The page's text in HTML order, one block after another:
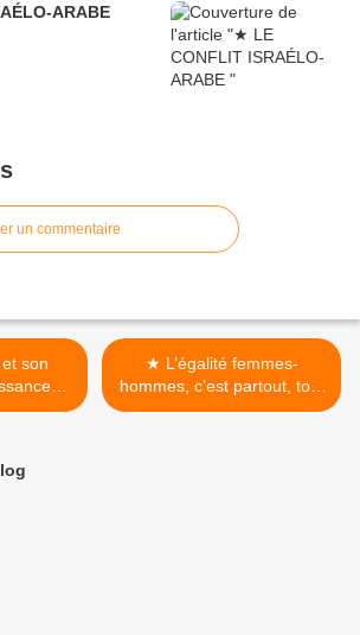
ARABE
un commentaire
★ L’égalité femmes-
hommes, c’est partout, tout
le temps >